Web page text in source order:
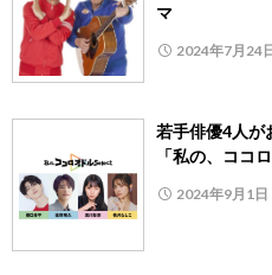
マ
2024年7月24
若手俳優4人
「私の、ココ
2024年9月1日